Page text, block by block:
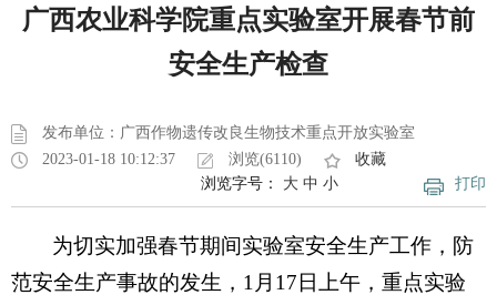
广西农业科学院重点实验室开展春节前
安全生产检查
发布单位：广西作物遗传改良生物技术重点开放实验室
2023-01-18 10:12:37
浏览(6110)
收藏
打印
浏览字号： 大 中 小
为切实加强春节期间实验室安全生产工作， 防
范安全生产事故的发生， 1 月 17 日上午，重点实验